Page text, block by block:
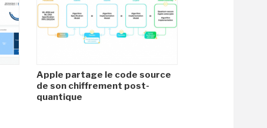
Apple partage le code source
de son chiffrement post-
quantique